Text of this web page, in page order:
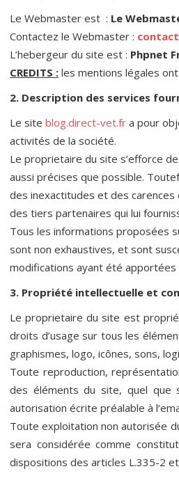
Le Webmaster est : Le
Contactez le Webmaster :
L’hebergeur du site est : Phpnet
CREDITS : les mentions légales
2. Description des services
Le site blog.direct-vet.fr a pour
activités de la société.
Le proprietaire du site s’efforce
aussi précises que possible.
des inexactitudes et des carences
des tiers partenaires qui lui
Tous les informations proposées
sont non exhaustives, et sont
modifications ayant été apportées
3. Propriété intellectuelle et
Le proprietaire du site est
droits d’usage sur tous les
graphismes, logo, icônes, sons,
Toute reproduction,
des éléments du site, quel que
autorisation écrite préalable à
Toute exploitation non autorisée
sera considérée comme
dispositions des articles L.335-2